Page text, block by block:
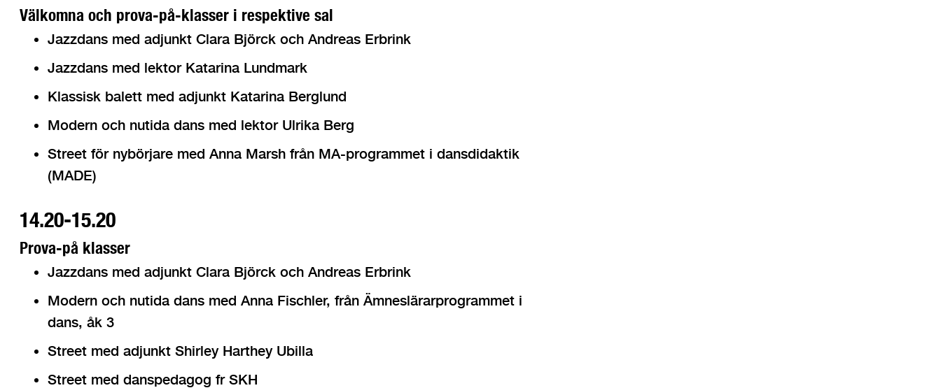
Välkomna och prova-på-klasser i respektive sal
Jazzdans med adjunkt Clara Björck och Andreas Erbrink
Jazzdans med lektor Katarina Lundmark
Klassisk balett med adjunkt Katarina Berglund
Modern och nutida dans med lektor Ulrika Berg
Street för nybörjare med Anna Marsh från MA-programmet i dansdidaktik
(MADE)
14.20-15.20
Prova-på klasser
Jazzdans med adjunkt Clara Björck och Andreas Erbrink
Modern och nutida dans med Anna Fischler, från Ämneslärarprogrammet i
dans, åk 3
Street med adjunkt Shirley Harthey Ubilla
Street med danspedagog fr SKH